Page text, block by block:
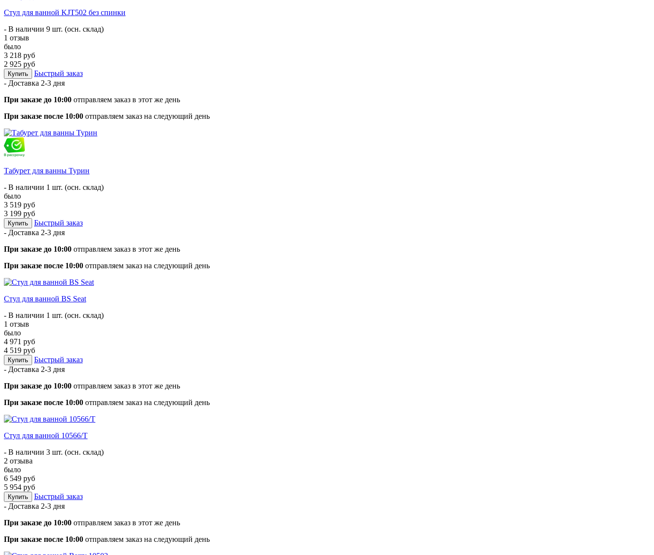
Стул для ванной KJT502 без спинки
- В наличии 9 шт. (осн. склад)
1 отзыв
было
3 218 руб
2 925 руб
Купить
Быстрый заказ
- Доставка 2-3 дня
При заказе до 10:00 отправляем заказ в этот же день
При заказе после 10:00 отправляем заказ на следующий день
Табурет для ванны Турин
- В наличии 1 шт. (осн. склад)
было
3 519 руб
3 199 руб
Купить
Быстрый заказ
- Доставка 2-3 дня
При заказе до 10:00 отправляем заказ в этот же день
При заказе после 10:00 отправляем заказ на следующий день
Стул для ванной BS Seat
- В наличии 1 шт. (осн. склад)
1 отзыв
было
4 971 руб
4 519 руб
Купить
Быстрый заказ
- Доставка 2-3 дня
При заказе до 10:00 отправляем заказ в этот же день
При заказе после 10:00 отправляем заказ на следующий день
Стул для ванной 10566/T
- В наличии 3 шт. (осн. склад)
2 отзыва
было
6 549 руб
5 954 руб
Купить
Быстрый заказ
- Доставка 2-3 дня
При заказе до 10:00 отправляем заказ в этот же день
При заказе после 10:00 отправляем заказ на следующий день